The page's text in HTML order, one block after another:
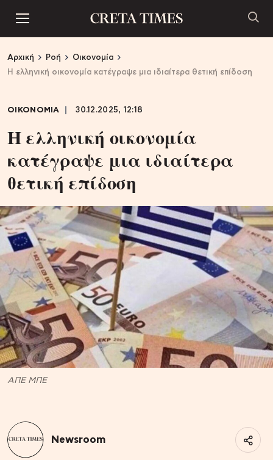
Αρχική Ροή
Οικονομία
Η ελληνική οικονομία κατέγραψε μια ιδιαίτερα θετική επίδοση
ΟΙΚΟΝΟΜΙΑ 30.12.2025, 12:18
Η ελληνική οικονομία
κατέγραψε μια ιδιαίτερα
θετική επίδοση
ΑΠΕ ΜΠΕ
Newsroom